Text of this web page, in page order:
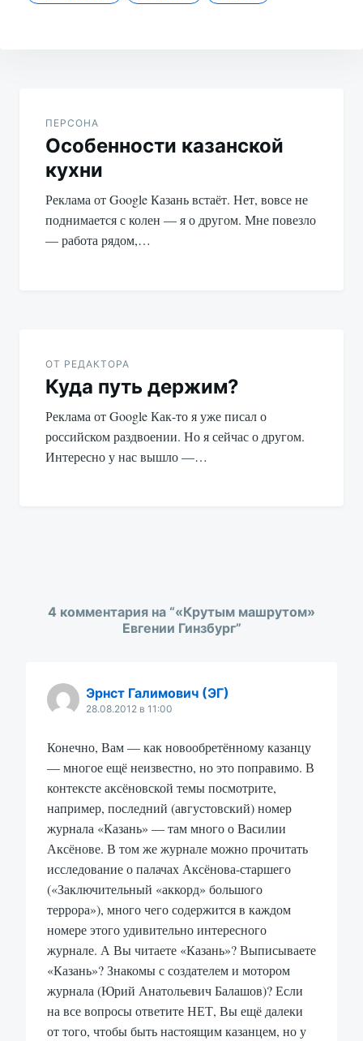
записям
ПЕРСОНА
Особенности казанской
кухни
Реклама от Google Казань встаёт. Нет, вовсе не
поднимается с колен — я о другом. Мне повезло
— работа рядом,…
ОТ РЕДАКТОРА
Куда путь держим?
Реклама от Google Как-то я уже писал о
российском раздвоении. Но я сейчас о другом.
Интересно у нас вышло —…
4 комментария на “«Крутым машрутом»
Евгении Гинзбург”
Эрнст Галимович (ЭГ)
28.08.2012 в 11:00
Конечно, Вам — как новообретённому казанцу
— многое ещё неизвестно, но это поправимо. В
контексте аксёновской темы посмотрите,
например, последний (августовский) номер
журнала «Казань» — там много о Василии
Аксёнове. В том же журнале можно прочитать
исследование о палачах Аксёнова-старшего
(«Заключительный «аккорд» большого
террора»), много чего содержится в каждом
номере этого удивительно интересного
журнале. А Вы читаете «Казань»? Выписываете
«Казань»? Знакомы с создателем и мотором
журнала (Юрий Анатольевич Балашов)? Если
на все вопросы ответите НЕТ, Вы ещё далеки
от того, чтобы быть настоящим казанцем, но у